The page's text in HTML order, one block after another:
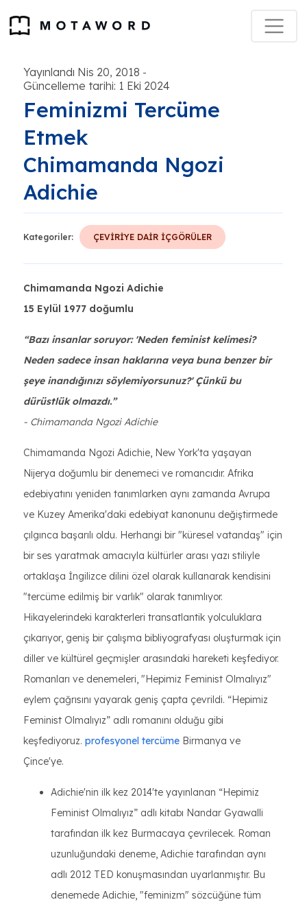
Yayınlandı Nis 20, 2018 -
Güncelleme tarihi: 1 Eki 2024
Feminizmi Tercüme
Etmek
Chimamanda Ngozi
Adichie
Kategoriler: ÇEVİRİYE DAİR İÇGÖRÜLER
Chimamanda Ngozi Adichie
15 Eylül 1977 doğumlu
“Bazı insanlar soruyor: 'Neden feminist kelimesi?
Neden sadece insan haklarına veya buna benzer bir
şeye inandığınızı söylemiyorsunuz?' Çünkü bu
dürüstlük olmazdı.”
- Chimamanda Ngozi Adichie
Chimamanda Ngozi Adichie, New York'ta yaşayan
Nijerya doğumlu bir denemeci ve romancıdır. Afrika
edebiyatını yeniden tanımlarken aynı zamanda Avrupa
ve Kuzey Amerika'daki edebiyat kanonunu değiştirmede
çılgınca başarılı oldu. Herhangi bir "küresel vatandaş" için
bir ses yaratmak amacıyla kültürler arası yazı stiliyle
ortaklaşa İngilizce dilini özel olarak kullanarak kendisini
"tercüme edilmiş bir varlık" olarak tanımlıyor.
Hikayelerindeki karakterleri transatlantik yolculuklara
çıkarıyor, geniş bir çalışma bibliyografyası oluşturmak için
diller ve kültürel geçmişler arasındaki hareketi keşfediyor.
Romanları ve denemeleri, "Hepimiz Feminist Olmalıyız"
eylem çağrısını yayarak geniş çapta çevrildi. “Hepimiz
Feminist Olmalıyız” adlı romanını olduğu gibi
keşfediyoruz. profesyonel tercüme Birmanya ve
Çince'ye.
Adichie'nin ilk kez 2014'te yayınlanan “Hepimiz
Feminist Olmalıyız” adlı kitabı Nandar Gyawalli
tarafından ilk kez Burmacaya çevrilecek. Roman
uzunluğundaki deneme, Adichie tarafından aynı
adlı 2012 TED konuşmasından uyarlanmıştır. Bu
denemede Adichie, "feminizm" sözcüğüne tüm